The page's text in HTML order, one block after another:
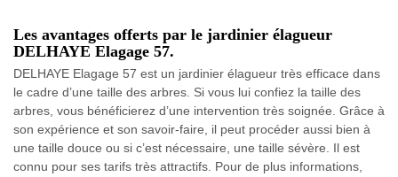
Les avantages offerts par le jardinier élagueur
DELHAYE Elagage 57.
DELHAYE Elagage 57 est un jardinier élagueur très efficace dans
le cadre d’une taille des arbres. Si vous lui confiez la taille des
arbres, vous bénéficierez d’une intervention très soignée. Grâce à
son expérience et son savoir-faire, il peut procéder aussi bien à
une taille douce ou si c’est nécessaire, une taille sévère. Il est
connu pour ses tarifs très attractifs. Pour de plus informations,